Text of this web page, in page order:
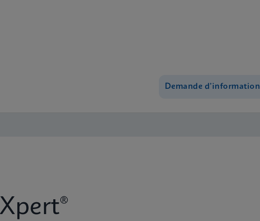
Demande d’information